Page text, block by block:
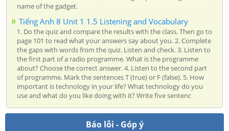
name of the gadget.
Tiếng Anh 8 Unit 1 1.5 Listening and Vocabulary
1. Do the quiz and compare the results with the class. Then go to
page 101 to read what your answers say about you. 2. Complete
the gaps with words from the quiz. Listen and check. 3. Listen to
the first part of a radio programme. What is the programme
about? Choose the correct answer. 4. Listen to the second part
of programme. Mark the sentences T (true) or F (false). 5. How
important is technology in your life? What technology do you
use and what do you like doing with it? Write five sentenc
Báo lỗi - Góp ý